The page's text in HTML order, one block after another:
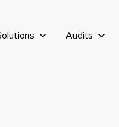
Audits